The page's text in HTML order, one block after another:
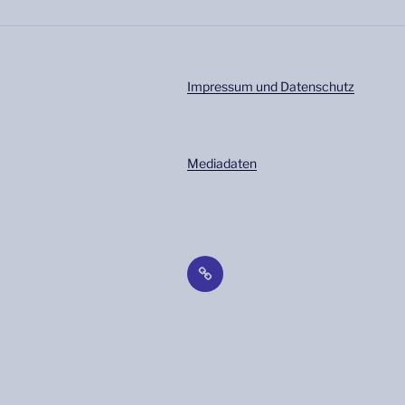
Impressum und Datenschutz
Mediadaten
Impressum
und